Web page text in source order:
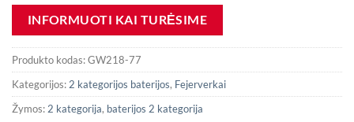
Produkto kodas:GW218-77
Kategorijos:2 kategorijos baterijos, Fejerverkai
Žymos:2 kategorija, baterijos 2 kategorija